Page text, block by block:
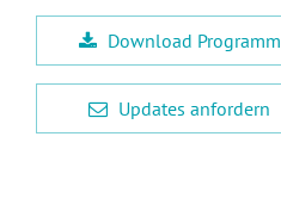
Download Programm
Updates anfordern